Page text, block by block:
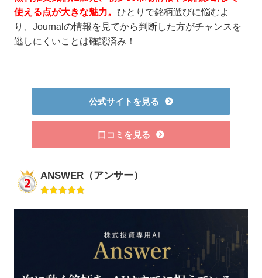
使える点が大きな魅力。 ひとりで銘柄選びに悩むよ
り、Journalの情報を見てから判断した方がチャンスを
逃しにくいことは確認済み！
公式サイトを見る
口コミを見る
ANSWER（アンサー）